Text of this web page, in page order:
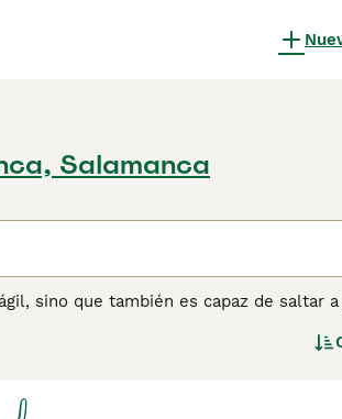
Salamanca
sino que también es capaz de saltar
buena apariencia. Desde que llegaron